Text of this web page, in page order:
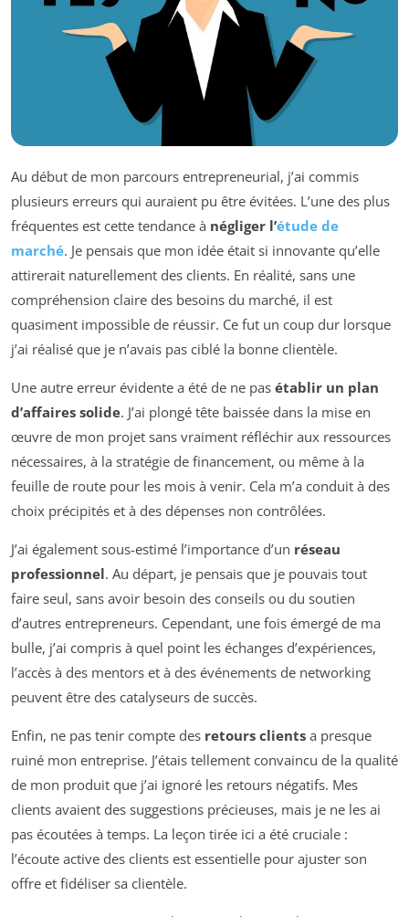
Au début de mon parcours entrepreneurial, j’ai commis
plusieurs erreurs qui auraient pu être évitées. L’une des plus
fréquentes est cette tendance à négliger l’étude de
marché. Je pensais que mon idée était si innovante qu’elle
attirerait naturellement des clients. En réalité, sans une
compréhension claire des besoins du marché, il est
quasiment impossible de réussir. Ce fut un coup dur lorsque
j’ai réalisé que je n’avais pas ciblé la bonne clientèle.
Une autre erreur évidente a été de ne pas établir un plan
d’affaires solide. J’ai plongé tête baissée dans la mise en
œuvre de mon projet sans vraiment réfléchir aux ressources
nécessaires, à la stratégie de financement, ou même à la
feuille de route pour les mois à venir. Cela m’a conduit à des
choix précipités et à des dépenses non contrôlées.
J’ai également sous-estimé l’importance d’un réseau
professionnel. Au départ, je pensais que je pouvais tout
faire seul, sans avoir besoin des conseils ou du soutien
d’autres entrepreneurs. Cependant, une fois émergé de ma
bulle, j’ai compris à quel point les échanges d’expériences,
l’accès à des mentors et à des événements de networking
peuvent être des catalyseurs de succès.
Enfin, ne pas tenir compte des retours clients a presque
ruiné mon entreprise. J’étais tellement convaincu de la qualité
de mon produit que j’ai ignoré les retours négatifs. Mes
clients avaient des suggestions précieuses, mais je ne les ai
pas écoutées à temps. La leçon tirée ici a été cruciale :
l’écoute active des clients est essentielle pour ajuster son
offre et fidéliser sa clientèle.